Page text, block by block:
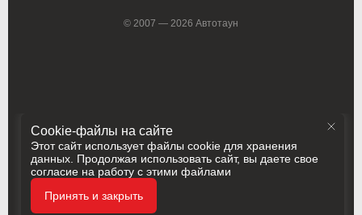
Cookie-файлы на сайте
Этот сайт использует файлы cookie для хранения
данных. Продолжая использовать сайт, вы даете свое
согласие на работу с этими файлами
Принять и закрыть
© 2007 — 2026 Автотаун
Политика конфиденциальности
Разработка